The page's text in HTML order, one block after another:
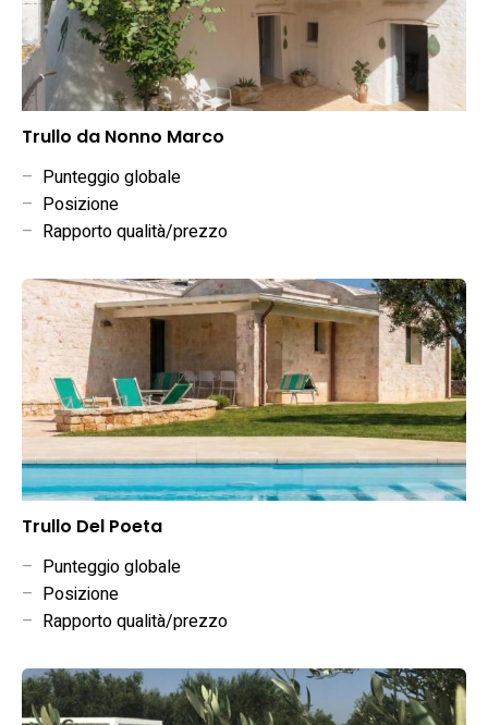
Trullo da Nonno Marco
– Punteggio globale
– Posizione
– Rapporto qualità/prezzo
Trullo Del Poeta
– Punteggio globale
– Posizione
– Rapporto qualità/prezzo